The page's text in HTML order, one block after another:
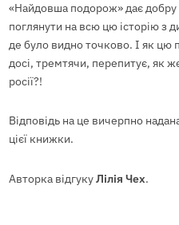
«Найдовша подорож» дає добру
поглянути на всю цю історію з
де було видно точково. І як цю
досі, тремтячи, перепитує, як
росії?!
Відповідь на це вичерпно
цієї книжки.
Авторка відгукуЛілія Чех.